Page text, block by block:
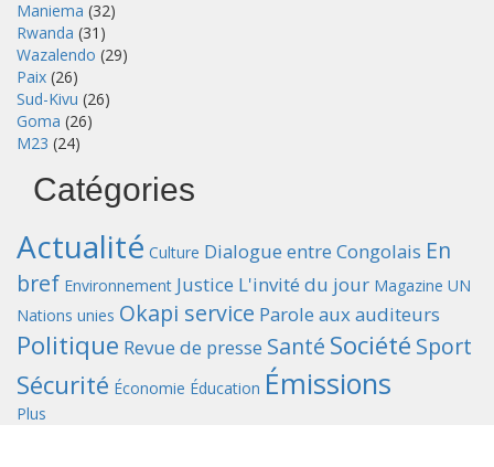
Maniema (32)
Rwanda (31)
Wazalendo (29)
Paix (26)
Sud-Kivu (26)
Goma (26)
M23 (24)
Catégories
Actualité Culture Dialogue entre Congolais En
bref Environnement Justice L'invité du jour Magazine UN
Nations unies Okapi service Parole aux auditeurs
Politique Revue de presse Santé Société Sport
Sécurité Économie Éducation Émissions
Plus